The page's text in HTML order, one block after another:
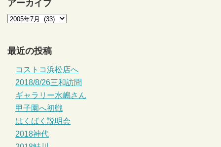
アーカイブ
最近の投稿
コストコ浜松店へ
2018/8/26三和訪問
ギャラリー水嶋さん
甲子園へ初戦
はくばく説明会
2018神代